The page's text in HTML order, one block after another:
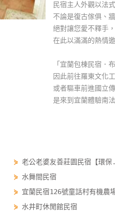
民宿主人外觀以法
不論是復古傢俱、
絕對讓您愛不釋手
在此以滿滿的熱情
「宜蘭包棟民宿．
因此前往羅東文化
或者驅車前進國立
是來到宜蘭體驗南
⋟ 老公老婆友善莊園民宿【環
⋟ 水舞間民宿
⋟ 宜蘭民宿126號童話村有機
⋟ 水井町休閒館民宿